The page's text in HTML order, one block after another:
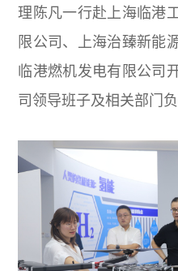
News & Events
Contact
理陈凡一行赴上海临港
限公司、上海治臻新能
临港燃机发电有限公司
司领导班子及相关部门